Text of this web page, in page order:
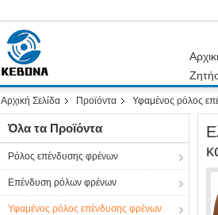
Αρχική Σελίδα Προϊόντα Υφαμένος ρόλος
Όλα τα Προϊόντα
Ρόλος επένδυσης φρένων
Επένδυση ρόλων φρένων
Υφαμένος ρόλος επένδυσης φρένων